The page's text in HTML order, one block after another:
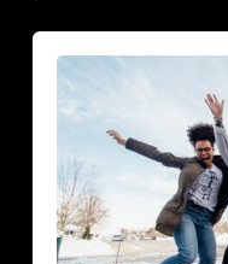
hidastaa